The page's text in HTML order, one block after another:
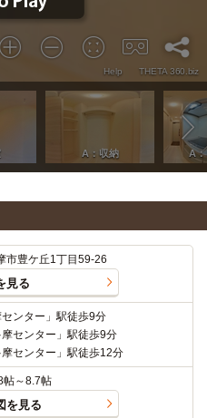
豊ケ丘1丁目59-26
見る
ンター」駅徒歩9分
センター」駅徒歩9分
センター」駅徒歩12分
帖～8.7帖
を見る